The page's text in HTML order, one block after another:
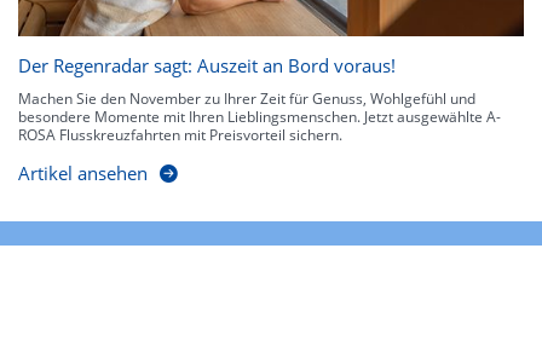
Der Regenradar sagt: Auszeit an Bord voraus!
Machen Sie den November zu Ihrer Zeit für Genuss, Wohlgefühl und
besondere Momente mit Ihren Lieblingsmenschen. Jetzt ausgewählte A-
ROSA Flusskreuzfahrten mit Preisvorteil sichern.
Artikel ansehen